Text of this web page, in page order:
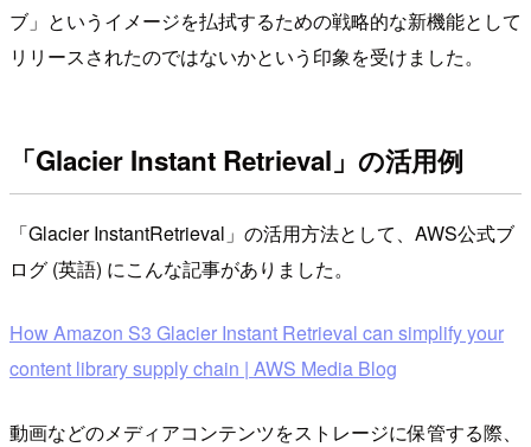
ブ」というイメージを払拭するための戦略的な新機能として
リリースされたのではないかという印象を受けました。
「Glacier Instant Retrieval」の活用例
「Glacier InstantRetrieval」の活用方法として、AWS公式ブ
ログ (英語) にこんな記事がありました。
How Amazon S3 Glacier Instant Retrieval can simplify your
content library supply chain | AWS Media Blog
動画などのメディアコンテンツをストレージに保管する際、